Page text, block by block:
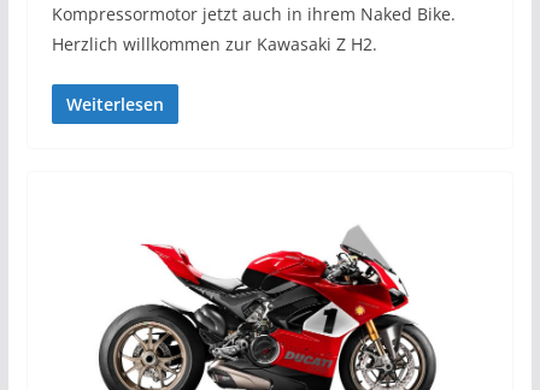
Kompressormotor jetzt auch in ihrem Naked Bike.
Herzlich willkommen zur Kawasaki Z H2.
Weiterlesen